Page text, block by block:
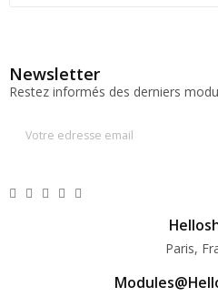
Newsletter
Restez informés des derniers
Paris,